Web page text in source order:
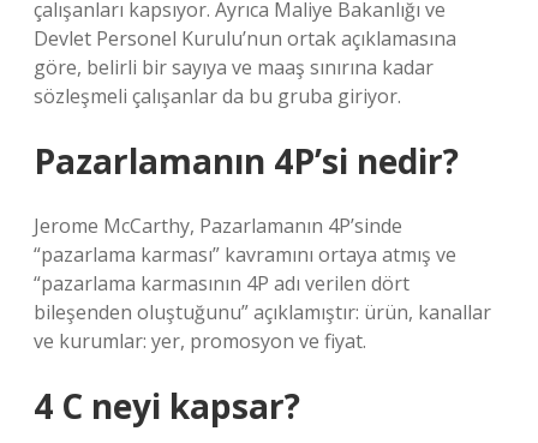
çalışanları kapsıyor. Ayrıca Maliye Bakanlığı ve
Devlet Personel Kurulu’nun ortak açıklamasına
göre, belirli bir sayıya ve maaş sınırına kadar
sözleşmeli çalışanlar da bu gruba giriyor.
Pazarlamanın 4P’si nedir?
Jerome McCarthy, Pazarlamanın 4P’sinde
“pazarlama karması” kavramını ortaya atmış ve
“pazarlama karmasının 4P adı verilen dört
bileşenden oluştuğunu” açıklamıştır: ürün, kanallar
ve kurumlar: yer, promosyon ve fiyat.
4 C neyi kapsar?